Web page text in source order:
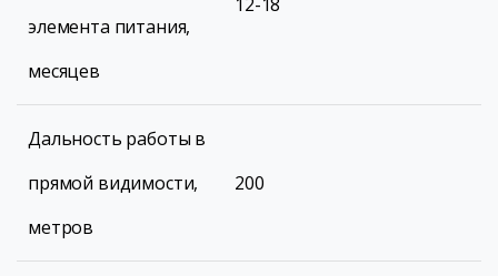
элемента питания,
месяцев
Дальность работы в
прямой видимости,
метров
200